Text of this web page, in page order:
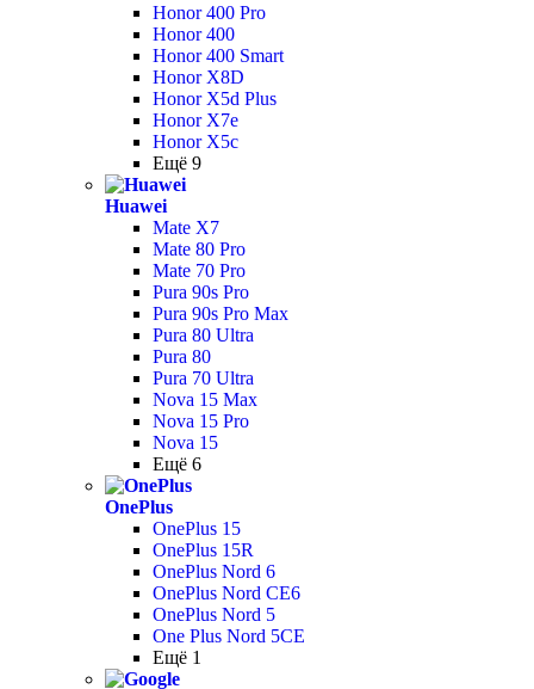
Honor 400 Pro
Honor 400
Honor 400 Smart
Honor X8D
Honor X5d Plus
Honor X7e
Honor X5c
Ещё 9
Huawei
Mate X7
Mate 80 Pro
Mate 70 Pro
Pura 90s Pro
Pura 90s Pro Max
Pura 80 Ultra
Pura 80
Pura 70 Ultra
Nova 15 Max
Nova 15 Pro
Nova 15
Ещё 6
OnePlus
OnePlus 15
OnePlus 15R
OnePlus Nord 6
OnePlus Nord CE6
OnePlus Nord 5
One Plus Nord 5CE
Ещё 1